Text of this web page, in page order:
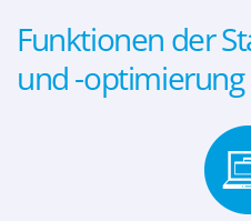
Funktionen der
und -optimierung